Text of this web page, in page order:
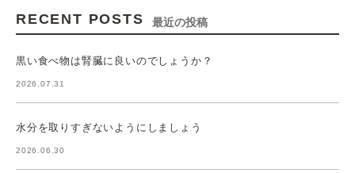
RECENT POSTS 最近の投稿
黒い食べ物は腎臓に良いのでしょうか？
2026.07.31
水分を取りすぎないようにしましょう
2026.06.30